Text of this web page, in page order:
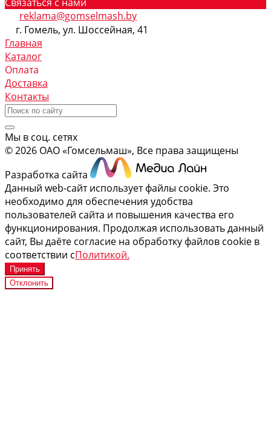
reklama@gomselmash.by
г. Гомель, ул. Шоссейная, 41
Главная
Каталог
Оплата
Доставка
Контакты
Мы в соц. сетях
© 2026 ОАО «Гомсельмаш», Все права защищены
Разработка сайта
Данный web-сайт использует файлы cookie. Это
необходимо для обеспечения удобства
пользователей сайта и повышения качества его
функционирования. Продолжая использовать данный
сайт, Вы даёте согласие на обработку файлов cookie в
соответствии сПолитикой.
Принять
Отклонить